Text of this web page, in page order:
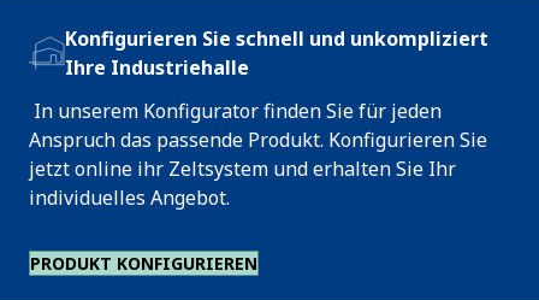
Konfigurieren Sie schnell und unkompliziert
Ihre Industriehalle
In unserem Konfigurator finden Sie für jeden
Anspruch das passende Produkt. Konfigurieren Sie
jetzt online ihr Zeltsystem und erhalten Sie Ihr
individuelles Angebot.
PRODUKT KONFIGURIEREN